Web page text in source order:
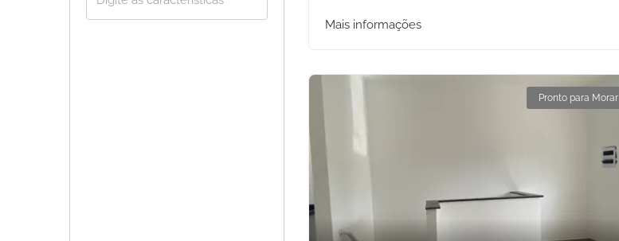
Mais informações
Pronto para Morar